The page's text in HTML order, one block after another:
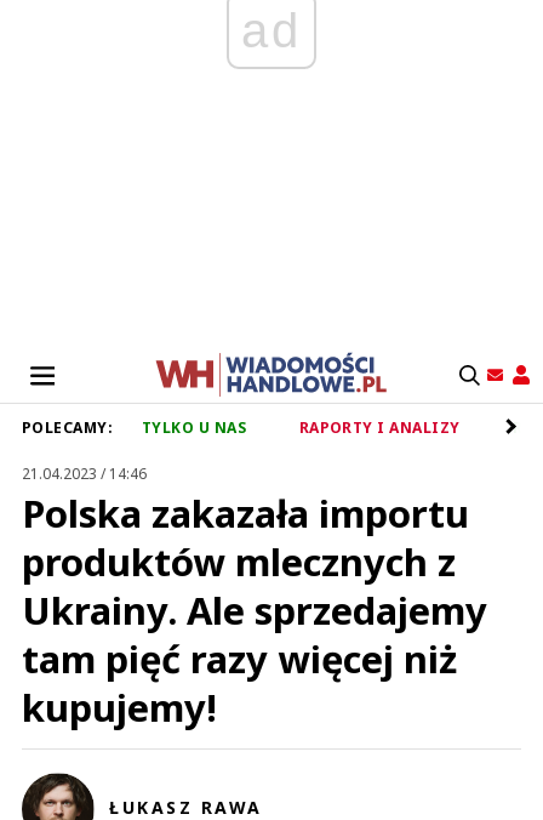
ad
POLECAMY: TYLKO U NAS RAPORTY I ANALIZY
21.04.2023 / 14:46
Polska zakazała importu
produktów mlecznych z
Ukrainy. Ale sprzedajemy
tam pięć razy więcej niż
kupujemy!
ŁUKASZ RAWA